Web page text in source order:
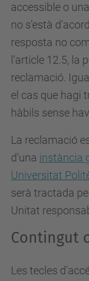
accessible o
no s'està
resposta no
l'article 12.5, la
reclamació.
el cas que hagi
hàbils sense
La reclamació
d'una instància
Universitat
serà tractada
Unitat
Contingut
Les tecles